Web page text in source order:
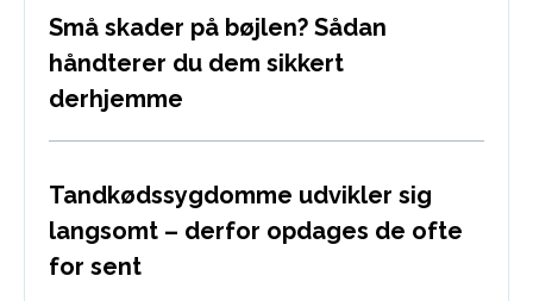
Små skader på bøjlen? Sådan
håndterer du dem sikkert
derhjemme
Tandkødssygdomme udvikler sig
langsomt – derfor opdages de ofte
for sent